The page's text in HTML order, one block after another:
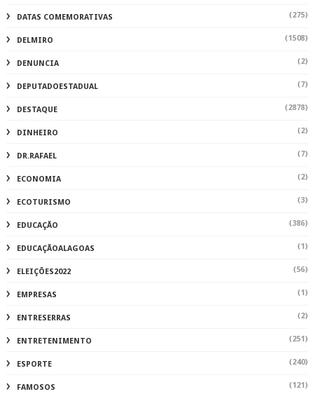
DATAS COMEMORATIVAS (275)
DELMIRO (1508)
DENUNCIA (2)
DEPUTADOESTADUAL (7)
DESTAQUE (2878)
DINHEIRO (2)
DR.RAFAEL (7)
ECONOMIA (2)
ECOTURISMO (3)
EDUCAÇÃO (386)
EDUCAÇÃOALAGOAS (1)
ELEIÇÕES2022 (56)
EMPRESAS (1)
ENTRESERRAS (2)
ENTRETENIMENTO (251)
ESPORTE (240)
FAMOSOS (121)